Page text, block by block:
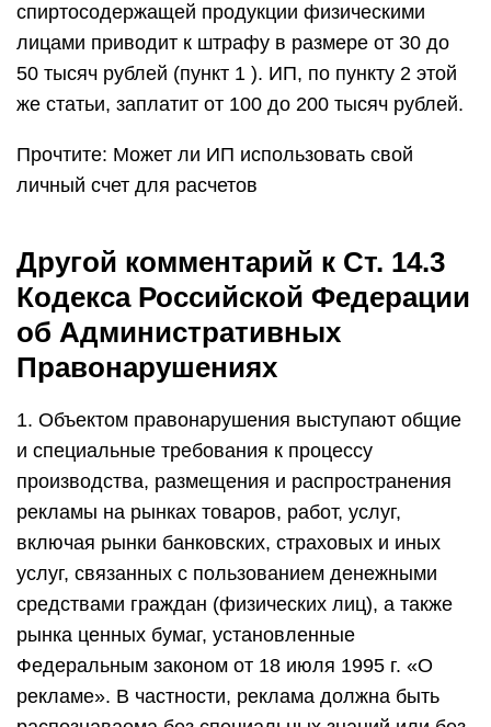
спиртосодержащей продукции физическими
лицами приводит к штрафу в размере от 30 до
50 тысяч рублей (пункт 1 ). ИП, по пункту 2 этой
же статьи, заплатит от 100 до 200 тысяч рублей.
Прочтите: Может ли ИП использовать свой
личный счет для расчетов
Другой комментарий к Ст. 14.3
Кодекса Российской Федерации
об Административных
Правонарушениях
1. Объектом правонарушения выступают общие
и специальные требования к процессу
производства, размещения и распространения
рекламы на рынках товаров, работ, услуг,
включая рынки банковских, страховых и иных
услуг, связанных с пользованием денежными
средствами граждан (физических лиц), а также
рынка ценных бумаг, установленные
Федеральным законом от 18 июля 1995 г. «О
рекламе». В частности, реклама должна быть